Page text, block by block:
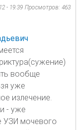
- 19:39 Просмотров: 463
вообще
уже
излечение.
- уже
УЗИ мочевого